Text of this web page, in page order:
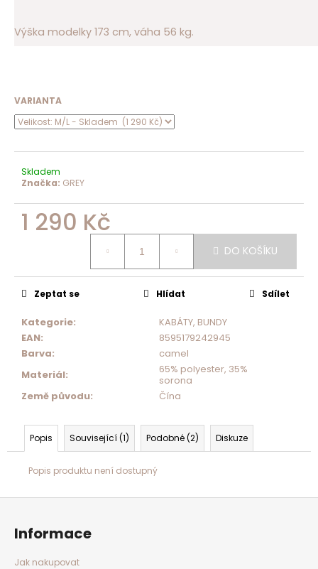
Výška modelky 173 cm, váha 56 kg.
VARIANTA
Skladem
Značka: GREY
1 290 Kč
DO KOŠÍKU
Kategorie:
KABÁTY, BUNDY
EAN:
8595179242945
Barva:
camel
Materiál:
65% polyester, 35%
sorona
Země původu: Čína
Zeptat se Hlídat Sdílet
Popis Související (1) Podobné (2) Diskuze
Popis produktu není dostupný
Z
Informace
Jak nakupovat